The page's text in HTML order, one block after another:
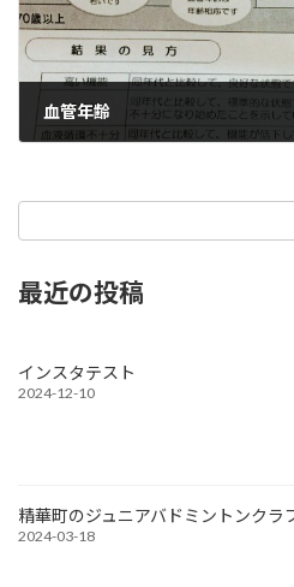
血管年齢
最近の投稿
インスタテスト
2024-12-10
精華町のジュニアバドミントンクラ
2024-03-18